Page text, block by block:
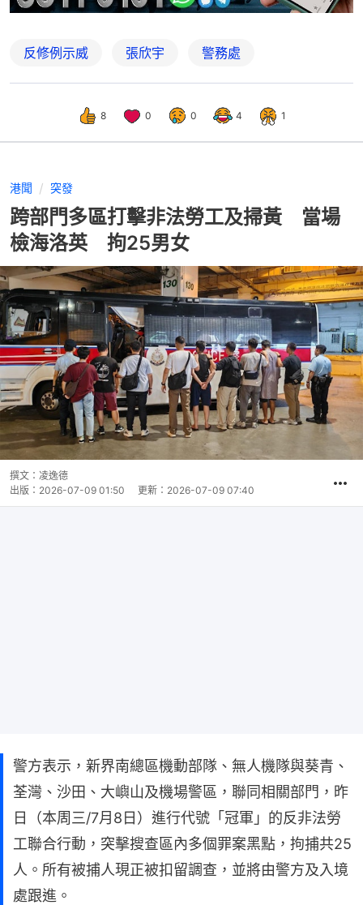
反修例示威 張欣宇 警務處
8 0 0 4 1
港聞 突發
跨部門多區打擊非法勞工及掃黃 當場
檢海洛英 拘25男女
撰文： 凌逸德
出版： 2026-07-09 01:50 更新： 2026-07-09 07:40
警方表示，新界南總區機動部隊、無人機隊與葵青、
荃灣、沙田、大嶼山及機場警區，聯同相關部門，昨
日（本周三/7月8日）進行代號「冠軍」的反非法勞
工聯合行動，突擊搜查區內多個罪案黑點，拘捕共25
人。所有被捕人現正被扣留調查，並將由警方及入境
處跟進。